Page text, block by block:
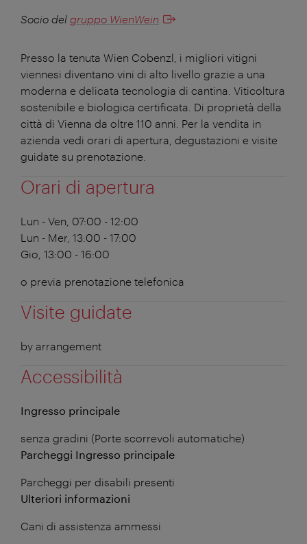
Socio del gruppo WienWein
Presso la tenuta Wien Cobenzl, i migliori vitigni
viennesi diventano vini di alto livello grazie a una
moderna e delicata tecnologia di cantina. Viticoltura
sostenibile e biologica certificata. Di proprietà della
città di Vienna da oltre 110 anni. Per la vendita in
azienda vedi orari di apertura, degustazioni e visite
guidate su prenotazione.
Orari di apertura
Lun - Ven, 07:00 - 12:00
Lun - Mer, 13:00 - 17:00
Gio, 13:00 - 16:00
o previa prenotazione telefonica
Visite guidate
by arrangement
Accessibilità
Ingresso principale
senza gradini (Porte scorrevoli automatiche)
Parcheggi Ingresso principale
Parcheggi per disabili presenti
Ulteriori informazioni
Cani di assistenza ammessi